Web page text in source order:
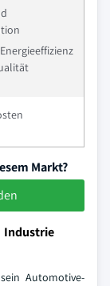
Markt?
Automotive-